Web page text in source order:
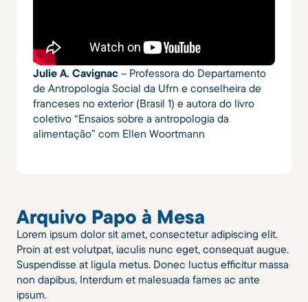
Julie A. Cavignac – Professora do Departamento
de Antropologia Social da Ufrn e conselheira de
franceses no exterior (Brasil 1) e autora do livro
coletivo “Ensaios sobre a antropologia da
alimentação” com Ellen Woortmann
Arquivo Papo à Mesa
Lorem ipsum dolor sit amet, consectetur adipiscing elit.
Proin at est volutpat, iaculis nunc eget, consequat augue.
Suspendisse at ligula metus. Donec luctus efficitur massa
non dapibus. Interdum et malesuada fames ac ante
ipsum.